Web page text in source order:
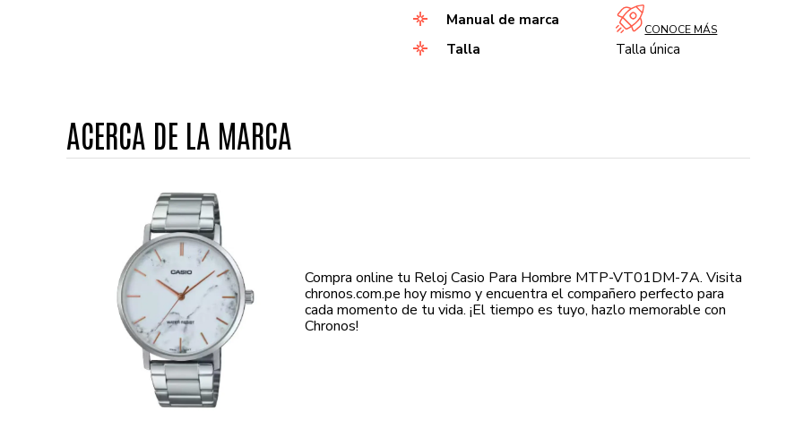
Manual de marca
CONOCE MÁS
Talla Talla única
ACERCA DE LA MARCA
Compra online tu Reloj Casio Para Hombre MTP-VT01DM-7A. Visita
chronos.com.pe hoy mismo y encuentra el compañero perfecto para
cada momento de tu vida. ¡El tiempo es tuyo, hazlo memorable con
Chronos!